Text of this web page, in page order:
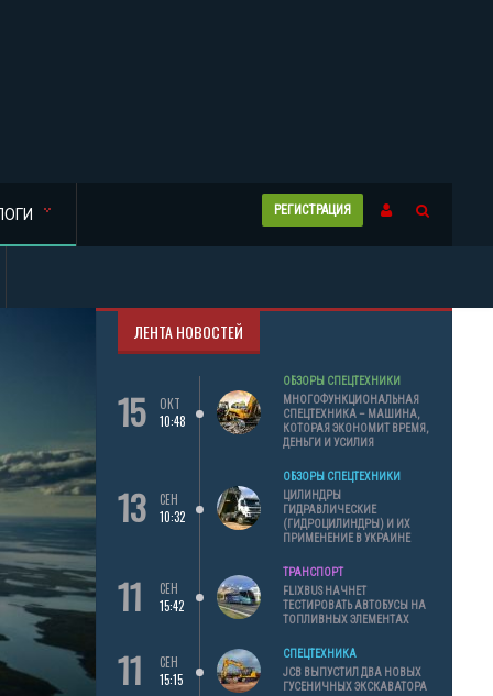
РЕГИСТРАЦИЯ
ЛЕНТА НОВОСТЕЙ
15
ОКТ
10:48
ОБЗОРЫ СПЕЦТЕХНИКИ
МНОГОФУНКЦИОНАЛЬНАЯ
СПЕЦТЕХНИКА – МАШИНА,
КОТОРАЯ ЭКОНОМИТ ВРЕМЯ,
ДЕНЬГИ И УСИЛИЯ
13
СЕН
10:32
ОБЗОРЫ СПЕЦТЕХНИКИ
ЦИЛИНДРЫ
ГИДРАВЛИЧЕСКИЕ
(ГИДРОЦИЛИНДРЫ) И ИХ
ПРИМЕНЕНИЕ В УКРАИНЕ
11
СЕН
15:42
ТРАНСПОРТ
FLIXBUS НАЧНЕТ
ТЕСТИРОВАТЬ АВТОБУСЫ НА
ТОПЛИВНЫХ ЭЛЕМЕНТАХ
11
СЕН
15:15
СПЕЦТЕХНИКА
JCB ВЫПУСТИЛ ДВА НОВЫХ
ГУСЕНИЧНЫХ ЭКСКАВАТОРА